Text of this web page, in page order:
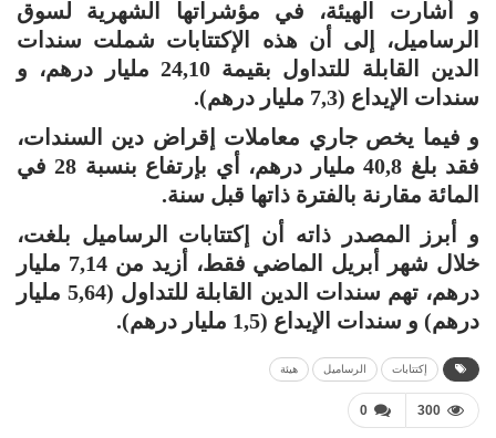
و أشارت الهيئة، في مؤشراتها الشهرية لسوق
الرساميل، إلى أن هذه الإكتتابات شملت سندات
الدين القابلة للتداول بقيمة 24,10 مليار درهم، و
سندات الإيداع (7,3 مليار درهم).
و فيما يخص جاري معاملات إقراض دين السندات،
فقد بلغ 40,8 مليار درهم، أي بإرتفاع بنسبة 28 في
المائة مقارنة بالفترة ذاتها قبل سنة.
و أبرز المصدر ذاته أن إكتتابات الرساميل بلغت،
خلال شهر أبريل الماضي فقط، أزيد من 7,14 مليار
درهم، تهم سندات الدين القابلة للتداول (5,64 مليار
درهم) و سندات الإيداع (1,5 مليار درهم).
إكتتابات الرساميل هيئة
0 300